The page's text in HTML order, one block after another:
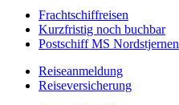
Frachtschiffreisen
Kurzfristig noch buchbar
Postschiff MS Nordstjernen
Reiseanmeldung
Reiseversicherung